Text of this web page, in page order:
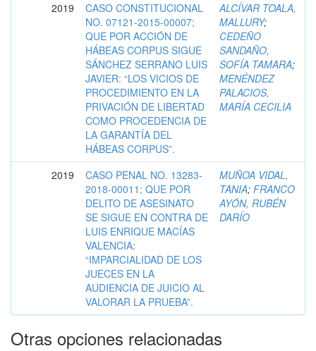
2019
CASO CONSTITUCIONAL
NO. 07121-2015-00007;
QUE POR ACCIÓN DE
HÁBEAS CORPUS SIGUE
SÁNCHEZ SERRANO LUIS
JAVIER: “LOS VICIOS DE
PROCEDIMIENTO EN LA
PRIVACIÓN DE LIBERTAD
COMO PROCEDENCIA DE
LA GARANTÍA DEL
HÁBEAS CORPUS”.
ALCÍVAR TOALA,
MALLURY;
CEDEÑO
SANDAÑO,
SOFÍA TAMARA;
MENÉNDEZ
PALACIOS,
MARÍA CECILIA
2019
CASO PENAL NO. 13283-
2018-00011; QUE POR
DELITO DE ASESINATO
SE SIGUE EN CONTRA DE
LUIS ENRIQUE MACÍAS
VALENCIA:
“IMPARCIALIDAD DE LOS
JUECES EN LA
AUDIENCIA DE JUICIO AL
VALORAR LA PRUEBA”.
MUÑOA VIDAL,
TANIA; FRANCO
AYÓN, RUBÉN
DARÍO
Otras opciones relacionadas